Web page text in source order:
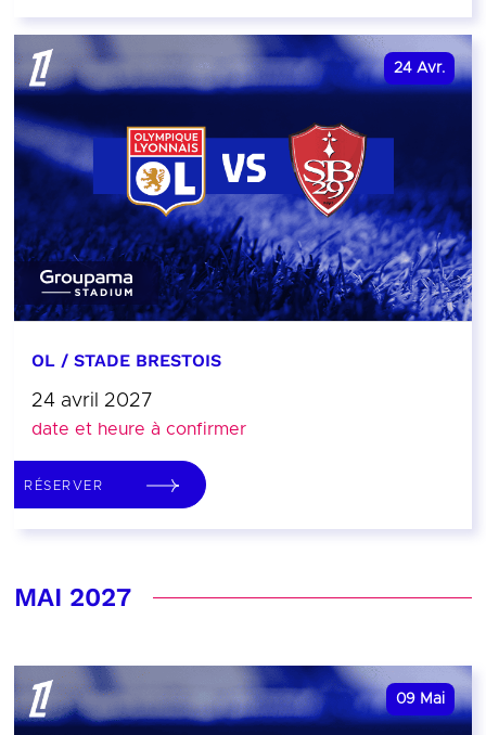
24 Avr.
OL / STADE BRESTOIS
24 avril 2027
date et heure à confirmer
RÉSERVER
MAI 2027
09 Mai